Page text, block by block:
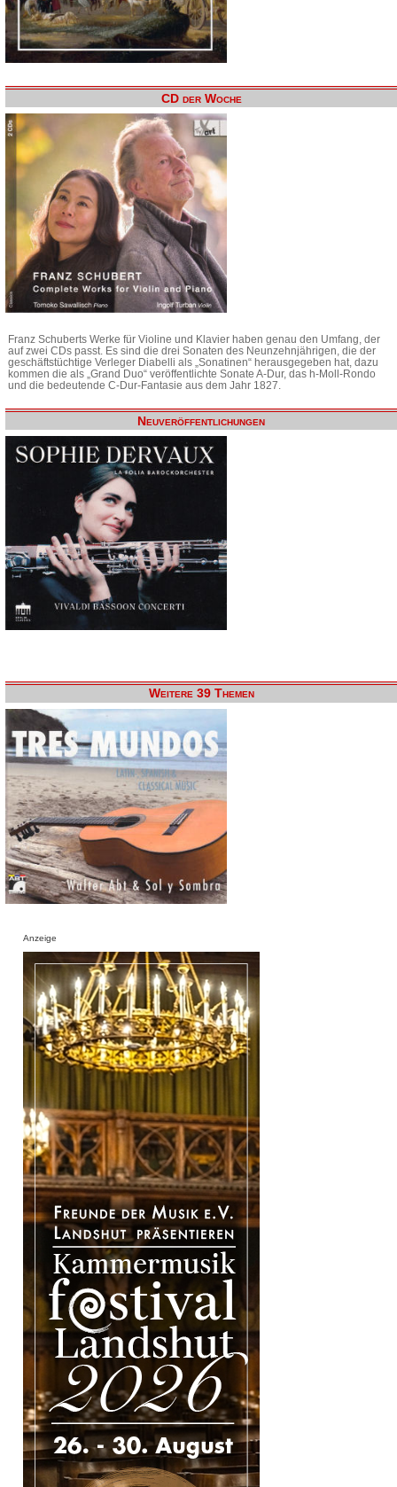
CD der Woche
Franz Schuberts Werke für Violine und Klavier haben genau den Umfang, der
auf zwei CDs passt. Es sind die drei Sonaten des Neunzehnjährigen, die der
geschäftstüchtige Verleger Diabelli als „Sonatinen“ herausgegeben hat, dazu
kommen die als „Grand Duo“ veröffentlichte Sonate A-Dur, das h-Moll-Rondo
und die bedeutende C-Dur-Fantasie aus dem Jahr 1827.
Neuveröffentlichungen
Weitere 39 Themen
Anzeige